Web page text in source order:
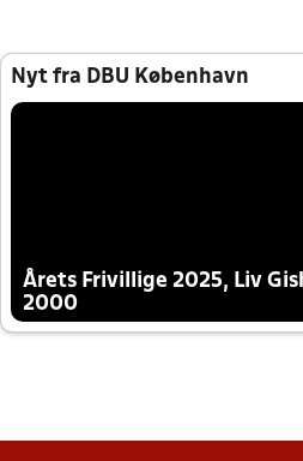
Nyt fra DBU København
Årets Frivillige 2025, Liv
2000